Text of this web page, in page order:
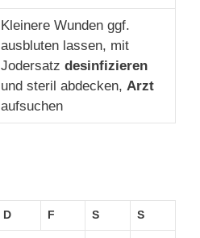
Kleinere Wunden ggf.
ausbluten lassen, mit
Jodersatz desinfizieren
und steril abdecken, Arzt
aufsuchen
D F S S